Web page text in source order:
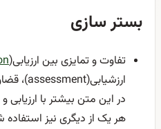
بستر سازی
تفاوت و تمایزی بین ارزیابی(
ارزشیابی(assessment)، قضاوت(
در این متن بیشتر با ارزیابی
هر یک از دیگری نیز